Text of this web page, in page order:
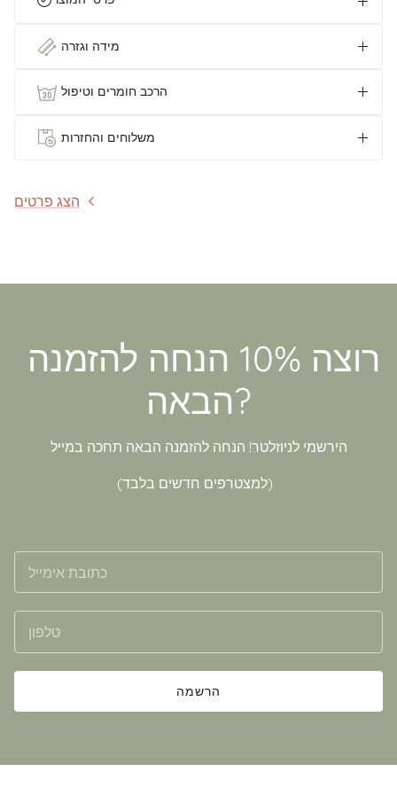
מידה וגזרה
הרכב חומרים וטיפול
משלוחים והחזרות
הצג פרטים
הבאה?
הירשמי לניוזלטר! הנחה להזמנה הבאה תחכה במייל
(למצטרפים חדשים בלבד)
הרשמה